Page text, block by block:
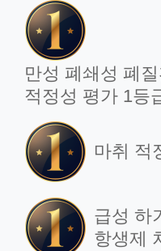
만성 폐쇄성 폐
적정성 평가 1등
마취 적
급성 하
항생제